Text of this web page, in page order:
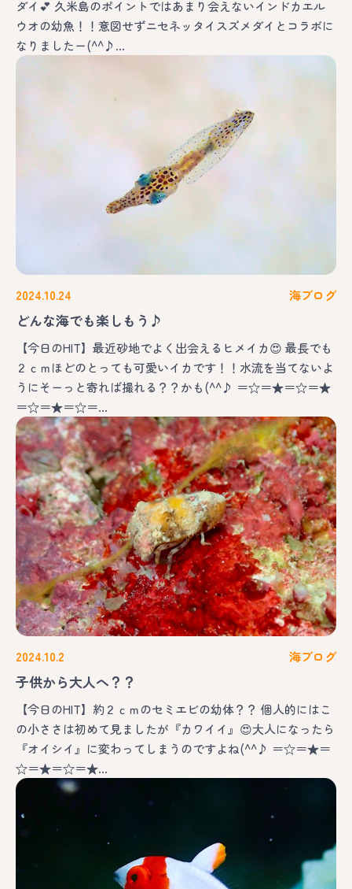
ダイ💕 久米島のポイントではあまり会えないインドカエル
ウオの幼魚！！意図せずニセネッタイスズメダイとコラボに
なりましたー(^^♪…
2024.10.24 海ブログ
どんな海でも楽しもう♪
【今日のHIT】最近砂地でよく出会えるヒメイカ😍 最長でも
２ｃｍほどのとっても可愛いイカです！！水流を当てないよ
うにそーっと寄れば撮れる？？かも(^^♪ ＝☆＝★＝☆＝★
＝☆＝★＝☆＝…
2024.10.2 海ブログ
子供から大人へ？？
【今日のHIT】約２ｃｍのセミエビの幼体？？ 個人的にはこ
の小ささは初めて見ましたが『カワイイ』😍大人になったら
『オイシイ』に変わってしまうのですよね(^^♪ ＝☆＝★＝
☆＝★＝☆＝★…